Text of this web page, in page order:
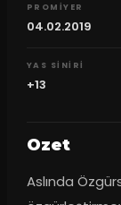
PROMIYER
04.02.2019
YAS SINIRI
+13
Ozet
Aslında